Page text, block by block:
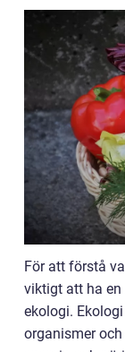
För att förstå
viktigt att ha
ekologi.
organismer